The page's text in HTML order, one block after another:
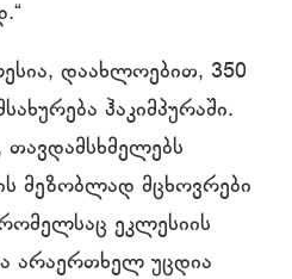
დაახლოებით, 350
ჰაკიმპურაში.
თავდამსხმელებს
მეზობლად მცხოვრები
ეკლესიის
არაერთხელ უცდია